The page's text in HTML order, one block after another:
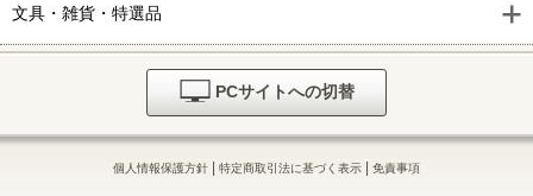
文具・雑貨・特選品
PCサイトへの切替
個人情報保護方針 | 特定商取引法に基づく表示 | 免責事項